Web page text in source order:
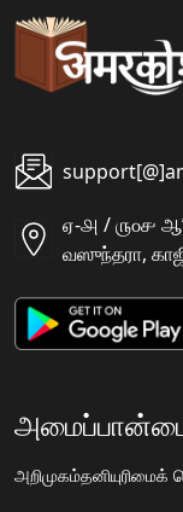
ஏ-௮ / ௫௦௪
வஸுந்தரா,
அறிமுகம்